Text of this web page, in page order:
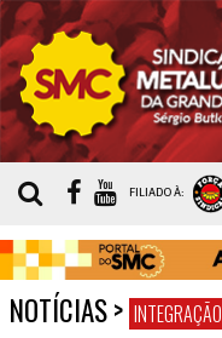
FILIADO À:
NOTÍCIAS> INTEGRAÇÃO